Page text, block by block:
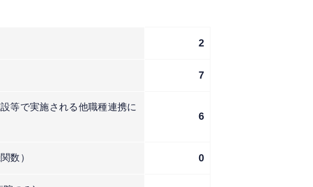
2
7
等で実施される他職種連携に
6
数） 0